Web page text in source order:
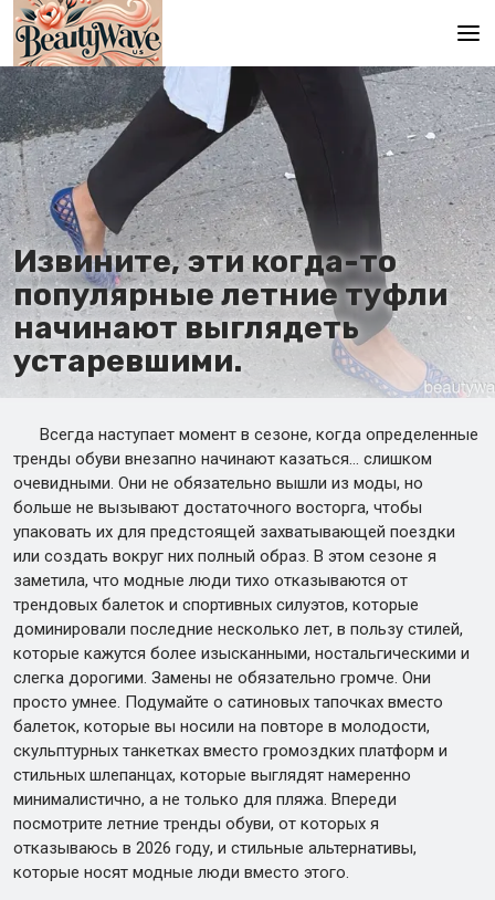
Главная
En
Es
Ru
It
De
Извините, эти когда-то
популярные летние туфли
начинают выглядеть
устаревшими.
Всегда наступает момент в сезоне, когда определенные
тренды обуви внезапно начинают казаться… слишком
очевидными. Они не обязательно вышли из моды, но
больше не вызывают достаточного восторга, чтобы
упаковать их для предстоящей захватывающей поездки
или создать вокруг них полный образ. В этом сезоне я
заметила, что модные люди тихо отказываются от
трендовых балеток и спортивных силуэтов, которые
доминировали последние несколько лет, в пользу стилей,
которые кажутся более изысканными, ностальгическими и
слегка дорогими. Замены не обязательно громче. Они
просто умнее. Подумайте о сатиновых тапочках вместо
балеток, которые вы носили на повторе в молодости,
скульптурных танкетках вместо громоздких платформ и
стильных шлепанцах, которые выглядят намеренно
минималистично, а не только для пляжа. Впереди
посмотрите летние тренды обуви, от которых я
отказываюсь в 2026 году, и стильные альтернативы,
которые носят модные люди вместо этого.